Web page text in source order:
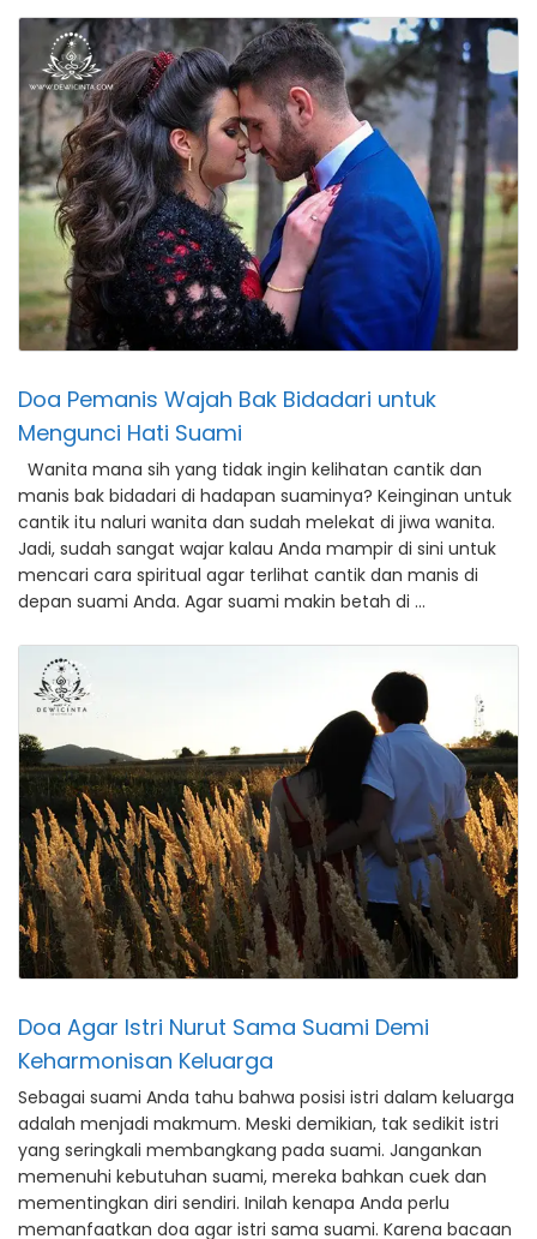
Doa Pemanis Wajah Bak Bidadari untuk
Mengunci Hati Suami
Wanita mana sih yang tidak ingin kelihatan cantik dan
manis bak bidadari di hadapan suaminya? Keinginan untuk
cantik itu naluri wanita dan sudah melekat di jiwa wanita.
Jadi, sudah sangat wajar kalau Anda mampir di sini untuk
mencari cara spiritual agar terlihat cantik dan manis di
depan suami Anda. Agar suami makin betah di …
Doa Agar Istri Nurut Sama Suami Demi
Keharmonisan Keluarga
Sebagai suami Anda tahu bahwa posisi istri dalam keluarga
adalah menjadi makmum. Meski demikian, tak sedikit istri
yang seringkali membangkang pada suami. Jangankan
memenuhi kebutuhan suami, mereka bahkan cuek dan
mementingkan diri sendiri. Inilah kenapa Anda perlu
memanfaatkan doa agar istri sama suami. Karena bacaan